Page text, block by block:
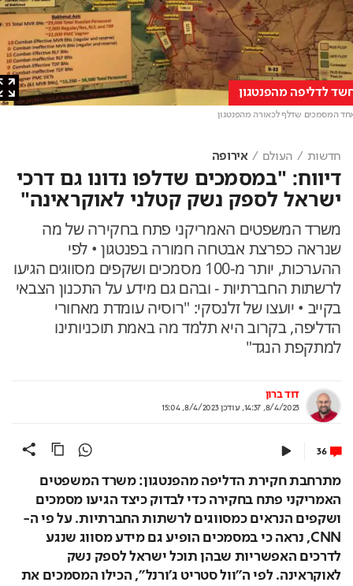
המסמכים שדלף לכאורה מהפנטגון
לדליפה מהפנטגון
חדשות העולם אירופה
דיווח: "במסמכים שדלפו נדונו גם דרכי
ישראל לספק נשק קטלני לאוקראינה"
משרד המשפטים האמריקני פתח בחקירה של מה
שנראה כפרצת אבטחה חמורה בפנטגון • לפי
ההערכות, יותר מ-100 מסמכים ושקפים מסווגים הגיעו
לרשתות החברתיות - ובהם גם מידע על התכנון הצבאי
בקייב • יועצו של זלנסקי: "רוסיה עומדת מאחורי
הדליפה, בקרוב היא תלמד מה באמת תוכניותינו
למתקפת הנגד"
דוד ברון
8/4/2023, 14:37
,עודכן8/4/2023, 15:04
36
מתרחבת חקירת הדליפה מהפנטגון: משרד המשפטים
האמריקני פתח בחקירה כדי לבדוק כיצד הגיעו מסמכים
ושקפים הנראים כמסווגים לרשתות החברתיות. על פי ה-
CNN, נראה כי במסמכים הופיע גם מידע מסווג שנגע
לדרכים האפשריות שבהן תוכל ישראל לספק נשק
לאוקראינה. לפי ה"וול סטריט ג'ורנל", הכילו המסמכים את